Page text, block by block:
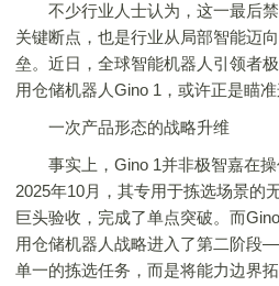
不少行业人士认为，这一最后禁
关键断点，也是行业从局部智能迈
垒。近日，全球智能机器人引领者
用仓储机器人Gino 1，或许正是瞄
一次产品形态的战略升维
事实上，Gino 1并非极智嘉在操
2025年10月，其专用于拣选场景的
巨头验收，完成了单点突破。而
用仓储机器人战略进入了第二阶
单一的拣选任务，而是将能力边界